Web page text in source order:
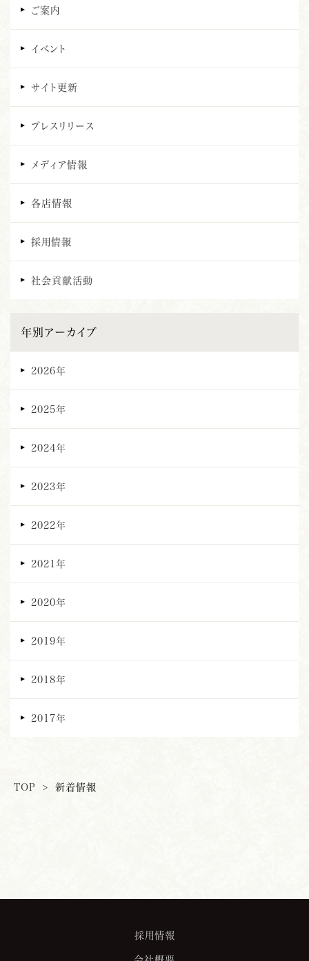
ご案内
イベント
サイト更新
プレスリリース
メディア情報
各店情報
採用情報
社会貢献活動
年別アーカイブ
2026年
2025年
2024年
2023年
2022年
2021年
2020年
2019年
2018年
2017年
TOP > 新着情報
採用情報